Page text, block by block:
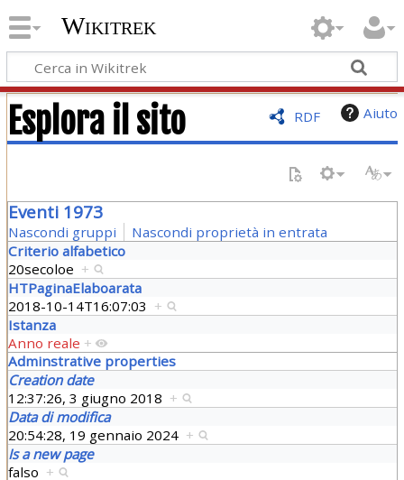
Wikitrek
RDF Aiuto
Esplora il sito
Eventi 1973
Nascondi gruppi
Nascondi proprietà in entrata
Criterio alfabetico
20secoloe +
HTPaginaElaboarata
2018-10-14T16:07:03 +
Istanza
Anno reale +
Adminstrative properties
Creation date
12:37:26, 3 giugno 2018 +
Data di modifica
20:54:28, 19 gennaio 2024 +
Is a new page
falso +